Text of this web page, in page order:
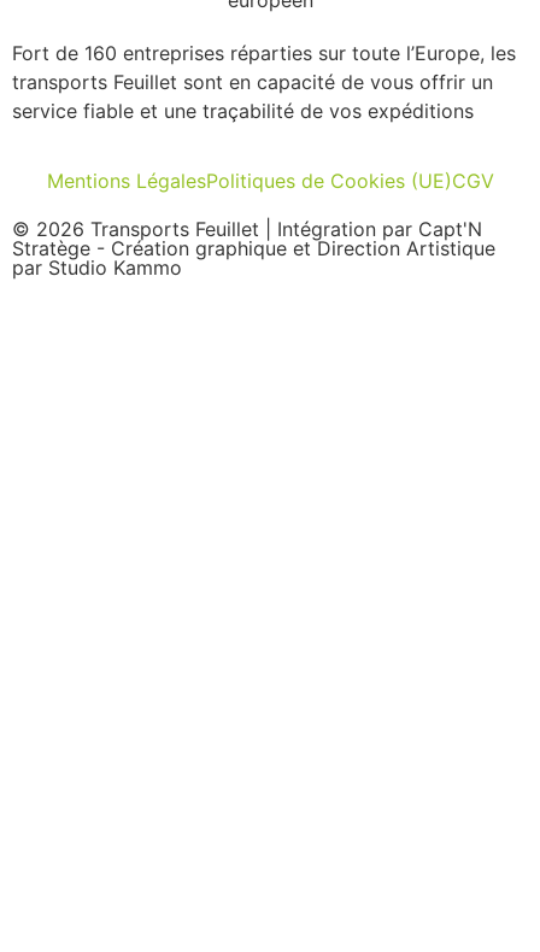
Fort de 160 entreprises réparties sur toute l’Europe, les
transports Feuillet sont en capacité de vous offrir un
service fiable et une traçabilité de vos expéditions
Mentions LégalesPolitiques de Cookies (UE)CGV
© 2026 Transports Feuillet | Intégration par Capt'N
Stratège - Création graphique et Direction Artistique
par Studio Kammo